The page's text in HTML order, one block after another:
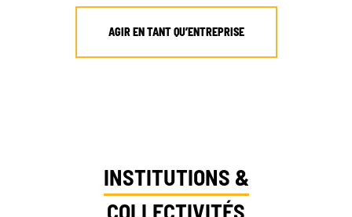
AGIR EN TANT QU’ENTREPRISE
INSTITUTIONS &